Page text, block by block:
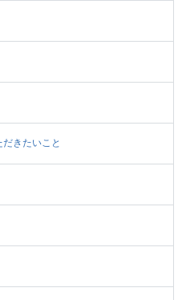
きたいこと